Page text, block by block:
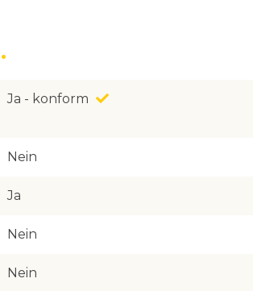
Ja - konform
Nein
Ja
Nein
Nein